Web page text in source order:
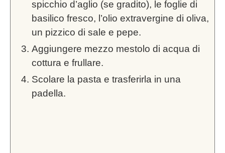
spicchio d’aglio (se gradito), le foglie di
basilico fresco, l’olio extravergine di oliva,
un pizzico di sale e pepe.
Aggiungere mezzo mestolo di acqua di
cottura e frullare.
Scolare la pasta e trasferirla in una
padella.